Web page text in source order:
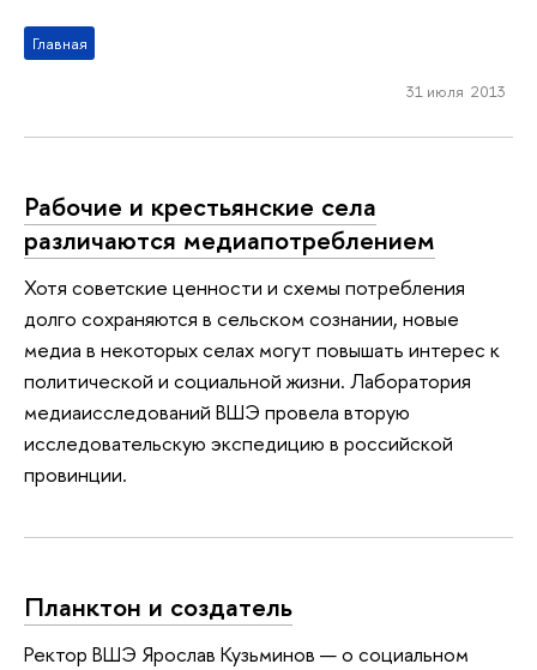
Главная
31 июля 2013
Рабочие и крестьянские села
различаются медиапотреблением
Хотя советские ценности и схемы потребления
долго сохраняются в сельском сознании, новые
медиа в некоторых селах могут повышать интерес к
политической и социальной жизни. Лаборатория
медиаисследований ВШЭ провела вторую
исследовательскую экспедицию в российской
провинции.
Планктон и создатель
Ректор ВШЭ Ярослав Кузьминов — о социальном